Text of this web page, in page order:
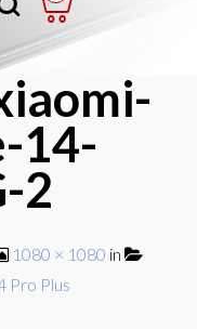
14-
2
1080 × 1080 in
Pro Plus